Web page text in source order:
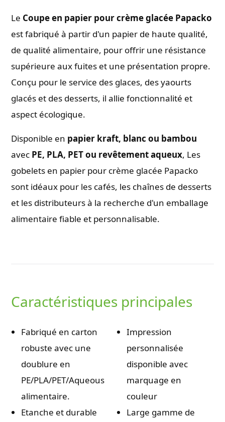
Le Coupe en papier pour crème glacée Papacko
est fabriqué à partir d'un papier de haute qualité,
de qualité alimentaire, pour offrir une résistance
supérieure aux fuites et une présentation propre.
Conçu pour le service des glaces, des yaourts
glacés et des desserts, il allie fonctionnalité et
aspect écologique.
Disponible en papier kraft, blanc ou bambou
avec PE, PLA, PET ou revêtement aqueux, Les
gobelets en papier pour crème glacée Papacko
sont idéaux pour les cafés, les chaînes de desserts
et les distributeurs à la recherche d'un emballage
alimentaire fiable et personnalisable.
Caractéristiques principales
Fabriqué en carton
robuste avec une
doublure en
PE/PLA/PET/Aqueous
alimentaire.
Etanche et durable
Impression
personnalisée
disponible avec
marquage en
couleur
Large gamme de